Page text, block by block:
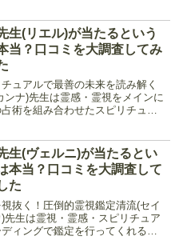
リ教えてくれつつも、しっか
生(リエル)が当たるという
当？口コミを大調査してみ
ュアルで最善の未来を読み解く
ンナ)先生は霊感・霊視をメインに
術を組み合わせたスピリチュア
ットーに常に相談者に寄り添っ
してくれると...
生(ヴェルニ)が当たるとい
本当？口コミを大調査して
た
抜く！圧倒的霊視鑑定清流(セイ
)先生は霊視・霊感・スピリチュア
ィングで鑑定を行ってくれる占